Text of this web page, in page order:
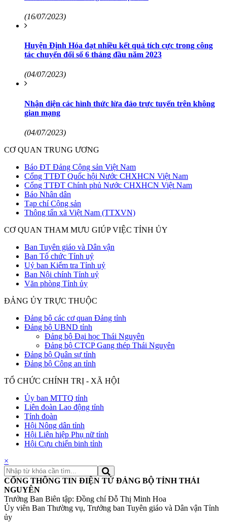
(16/07/2023)
Huyện Định Hóa đạt nhiều kết quả tích cực trong công
tác chuyển đổi số 6 tháng đầu năm 2023
(04/07/2023)
Nhận diện các hình thức lừa đảo trực tuyến trên không
gian mạng
(04/07/2023)
CƠ QUAN TRUNG ƯƠNG
Báo ĐT Đảng Cộng sản Việt Nam
Cổng TTĐT Quốc hội Nước CHXHCN Việt Nam
Cổng TTĐT Chính phủ Nước CHXHCN Việt Nam
Báo Nhân dân
Tạp chí Cộng sản
Thông tấn xã Việt Nam (TTXVN)
CƠ QUAN THAM MƯU GIÚP VIỆC TỈNH ỦY
Ban Tuyên giáo và Dân vận
Ban Tổ chức Tỉnh uỷ
Uỷ ban Kiểm tra Tỉnh uỷ
Ban Nội chính Tỉnh uỷ
Văn phòng Tỉnh ủy
ĐẢNG ỦY TRỰC THUỘC
Đảng bộ các cơ quan Đảng tỉnh
Đảng bộ UBND tỉnh
Đảng bộ Đại học Thái Nguyên
Đảng bộ CTCP Gang thép Thái Nguyên
Đảng bộ Quân sự tỉnh
Đảng bộ Công an tỉnh
TỔ CHỨC CHÍNH TRỊ - XÃ HỘI
Ủy ban MTTQ tỉnh
Liên đoàn Lao động tỉnh
Tỉnh đoàn
Hội Nông dân tỉnh
Hội Liên hiệp Phụ nữ tỉnh
Hội Cựu chiến binh tỉnh
×
CỔNG THÔNG TIN ĐIỆN TỬ ĐẢNG BỘ TỈNH THÁI
NGUYÊN
Trưởng Ban Biên tập: Đồng chí Đỗ Thị Minh Hoa
Ủy viên Ban Thường vụ, Trưởng ban Tuyên giáo và Dân vận Tỉnh
ủy